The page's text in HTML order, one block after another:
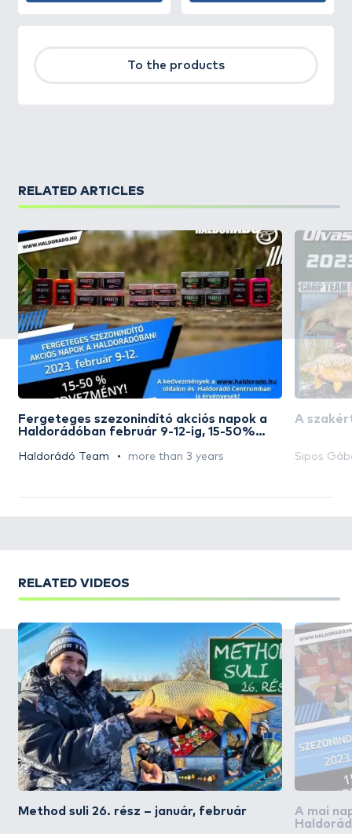
To the products
RELATED ARTICLES
Fergeteges szezonindító akciós napok a
Haldorádóban február 9-12-ig, 15-50%
Haldorádó Team more than 3 years
A
Sipos
RELATED VIDEOS
Method suli 26. rész – január, február
A mai